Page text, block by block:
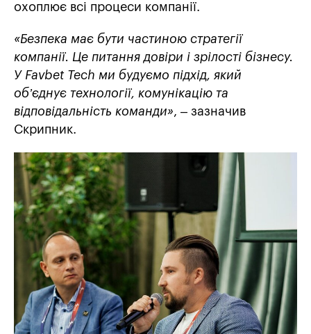
охоплює всі процеси компанії.
«Безпека має бути частиною стратегії
компанії. Це питання довіри і зрілості бізнесу.
У Favbet Tech ми будуємо підхід, який
об’єднує технології, комунікацію та
відповідальність команди», – зазначив
Скрипник.